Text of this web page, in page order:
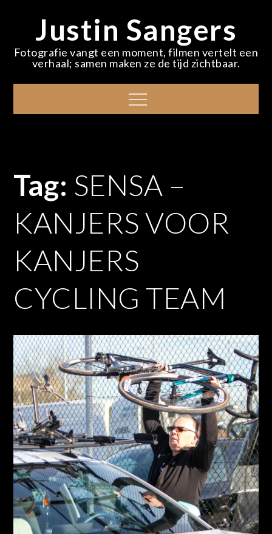
contentJustin Sangers
Fotografie vangt een moment, filmen vertelt een
verhaal; samen maken ze de tijd zichtbaar.
Menu
Tag: SENSA –
KANJERS VOOR
KANJERS
CYCLING TEAM